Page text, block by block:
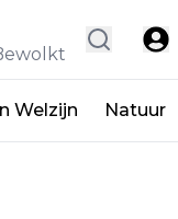
Welzijn Natuur